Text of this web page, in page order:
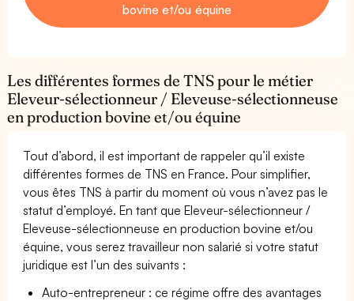
bovine et/ou équine
Les différentes formes de TNS pour le métier
Eleveur-sélectionneur / Eleveuse-sélectionneuse
en production bovine et/ou équine
Tout d’abord, il est important de rappeler qu’il existe
différentes formes de TNS en France. Pour simplifier,
vous êtes TNS à partir du moment où vous n’avez pas le
statut d’employé. En tant que Eleveur-sélectionneur /
Eleveuse-sélectionneuse en production bovine et/ou
équine, vous serez travailleur non salarié si votre statut
juridique est l’un des suivants :
Auto-entrepreneur : ce régime offre des avantages